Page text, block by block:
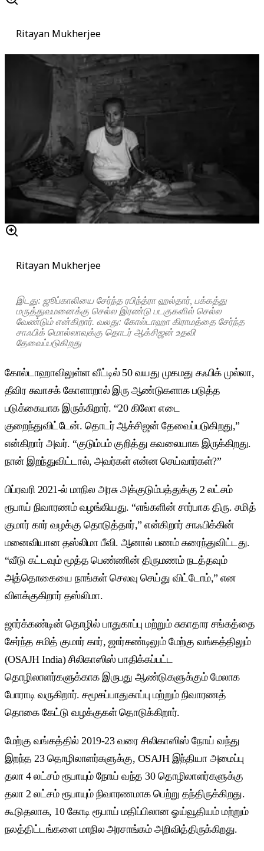
Ritayan Mukherjee
Ritayan Mukherjee
இடது: ஜூப்காலியை சேர்ந்த ரபிந்த்ரா ஹல்தார், பக்கத்து
மருத்துவமனைக்கு செல்ல இரண்டு படகுகளில் செல்ல
வேண்டும் என்கிறார். வலது: கோல்டாஹா கிராமத்தை சேர்ந்த
சாஃபிக் மொல்லாவுக்கு தொடர் ஆக்சிஜன் உதவி
தேவைப்படுகிறது
கோல்டாஹாவிலுள்ள வீட்டில் 50 வயது முகமது சஃபிக் முல்லா,
தீவிர சுவாசக் கோளாறால் இரு ஆண்டுகளாக படுத்த
படுக்கையாக இருக்கிறார். “20 கிலோ எடை
குறைந்துவிட்டேன். தொடர் ஆக்சிஜன் தேவைப்படுகிறது,”
என்கிறார் அவர். “குடும்பம் குறித்து கவலையாக இருக்கிறது.
நான் இறந்துவிட்டால், அவர்கள் என்ன செய்வார்கள்?”
பிப்ரவரி 2021-ல் மாநில அரசு அக்குடும்பத்துக்கு 2 லட்சம்
ரூபாய் நிவாரணம் வழங்கியது. “எங்களின் சார்பாக திரு. சமித்
குமார் கார் வழக்கு தொடுத்தார்,” என்கிறார் சாஃபிக்கின்
மனைவியான தஸ்லிமா பீவி. ஆனால் பணம் கரைந்துவிட்டது.
“வீடு கட்டவும் மூத்த பெண்ணின் திருமணம் நடத்தவும்
அத்தொகையை நாங்கள் செலவு செய்து விட்டோம்,” என
விளக்குகிறார் தஸ்லிமா.
ஜார்க்கண்டின் தொழில் பாதுகாப்பு மற்றும் சுகாதார சங்கத்தை
சேர்ந்த சமித் குமார் கார், ஜார்கண்டிலும் மேற்கு வங்கத்திலும்
(OSAJH India) சிலிகாஸிஸ் பாதிக்கப்பட்ட
தொழிலாளர்களுக்காக இருபது ஆண்டுகளுக்கும் மேலாக
போராடி வருகிறார். சமூகப்பாதுகாப்பு மற்றும் நிவாரணத்
தொகை கேட்டு வழக்குகள் தொடுக்கிறார்.
மேற்கு வங்கத்தில் 2019-23 வரை சிலிகாஸிஸ் நோய் வந்து
இறந்த 23 தொழிலாளர்களுக்கு, OSAJH இந்தியா அமைப்பு
தலா 4 லட்சம் ரூபாயும் நோய் வந்த 30 தொழிலாளர்களுக்கு
தலா 2 லட்சம் ரூபாயும் நிவாரணமாக பெற்று தந்திருக்கிறது.
கூடுதலாக, 10 கோடி ரூபாய் மதிப்பிலான ஓய்வூதியம் மற்றும்
நலத்திட்டங்களை மாநில அரசாங்கம் அறிவித்திருக்கிறது.